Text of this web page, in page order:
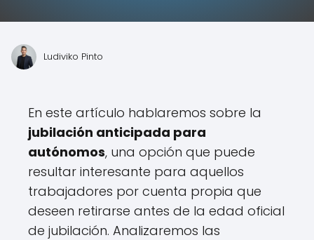
Ludiviko Pinto
En este artículo hablaremos sobre la
jubilación anticipada para
autónomos, una opción que puede
resultar interesante para aquellos
trabajadores por cuenta propia que
deseen retirarse antes de la edad oficial
de jubilación. Analizaremos las